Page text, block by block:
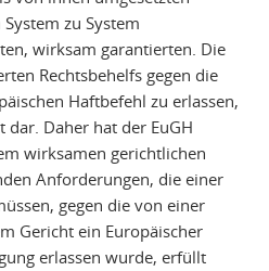
zu System
wirksam garantierten. Die
Rechtsbehelfs gegen die
Haftbefehl zu erlassen,
Daher hat der EuGH
wirksamen gerichtlichen
Anforderungen, die einer
gegen die von einer
Gericht ein Europäischer
erlassen wurde, erfüllt